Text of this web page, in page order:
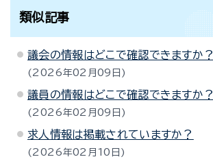
類似記事
議会の情報はどこで確認できますか？
2026年02月09日
議員の情報はどこで確認できますか？
2026年02月09日
求人情報は掲載されていますか？
2026年02月10日